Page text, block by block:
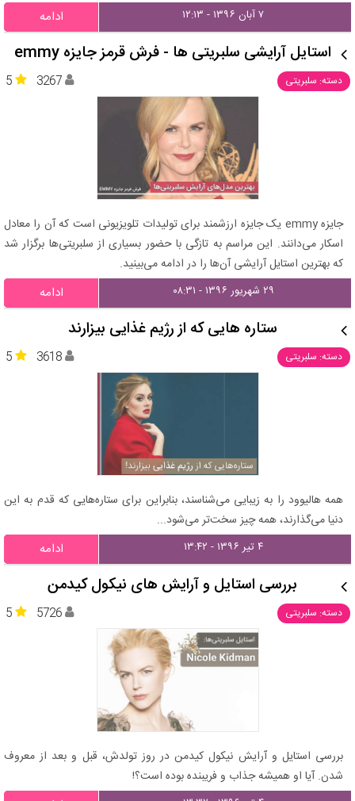
۷ آبان ۱۳۹۶ - ۱۲:۱۳ ادامه
استایل آرایشی سلبریتی ها - فرش قرمز جایزه emmy
دسته: سلبریتی 5 3267
جایزه emmy یک جایزه ارزشمند برای تولیدات تلویزیونی است که آن را معادل
اسکار می‌دانند. این مراسم به تازگی با حضور بسیاری از سلبریتی‌ها برگزار شد
که بهترین استایل آرایشی آن‌ها را در ادامه می‌بینید.
۲۹ شهریور ۱۳۹۶ - ۰۸:۳۱ ادامه
ستاره هایی که از رژیم غذایی بیزارند
دسته: سلبریتی 5 3618
همه هالیوود را به زیبایی می‌شناسند، بنابراین برای ستاره‌هایی که قدم به این
دنیا می‌گذارند، همه چیز سخت‌تر می‌شود...
۴ تیر ۱۳۹۶ - ۱۳:۴۲ ادامه
بررسی استایل و آرایش های نیکول کیدمن
دسته: سلبریتی 5 5726
بررسی استایل و آرایش نیکول کیدمن در روز تولدش، قبل و بعد از معروف
شدن. آیا او همیشه جذاب و فریبنده بوده است؟!